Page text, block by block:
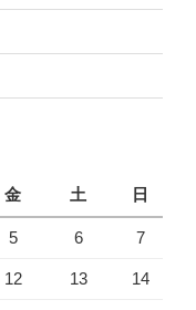
金 土 日
5 6 7
12 13 14